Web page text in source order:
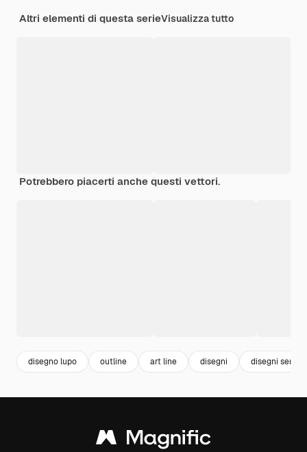
Altri elementi di questa serieVisualizza tutto
Potrebbero piacerti anche questi vettori.
disegno lupo outline art line disegni disegni